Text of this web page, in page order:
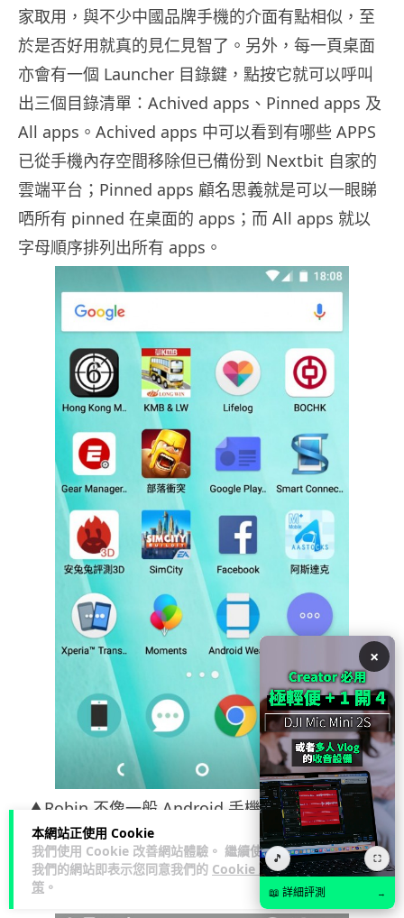
本網站正使用 Cookie
我們使用 Cookie 改善網站體驗。 繼續使用
我們的網站即表示您同意我們的 Cookie 政
策 。
家取用，與不少中國品牌手機的介面有點相似，至
於是否好用就真的見仁見智了。另外，每一頁桌面
亦會有一個 Launcher 目錄鍵，點按它就可以呼叫
出三個目錄清單：Achived apps、Pinned apps 及
All apps。Achived apps 中可以看到有哪些 APPS
已從手機內存空間移除但已備份到 Nextbit 自家的
雲端平台；Pinned apps 顧名思義就是可以一眼睇
哂所有 pinned 在桌面的 apps；而 All apps 就以
字母順序排列出所有 apps。
▲Robin 不像一般 Android 手機，它是沒有 App
Drawer 的，所以所有下載了的程式均會顯示在桌
面。而每一頁的右下角位置均有一個粉紫色三點圖
×
🎵 ⛶
📖 詳細評測 →